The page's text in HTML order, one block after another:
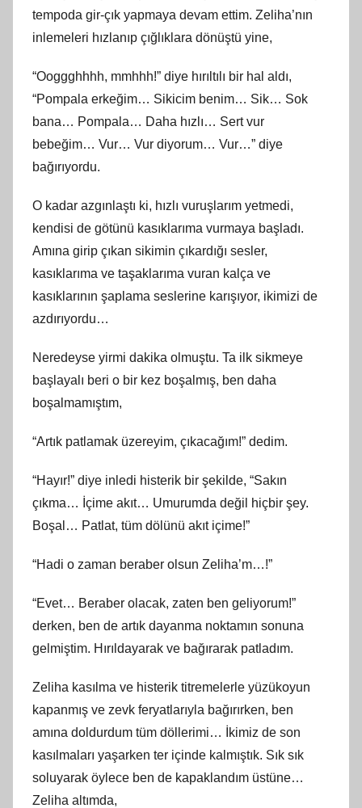
tempoda gir-çık yapmaya devam ettim. Zeliha’nın
inlemeleri hızlanıp çığlıklara dönüştü yine,
“Ooggghhhh, mmhhh!” diye hırıltılı bir hal aldı,
“Pompala erkeğim… Sikicim benim… Sik… Sok
bana… Pompala… Daha hızlı… Sert vur
bebeğim… Vur… Vur diyorum… Vur…” diye
bağırıyordu.
O kadar azgınlaştı ki, hızlı vuruşlarım yetmedi,
kendisi de götünü kasıklarıma vurmaya başladı.
Amına girip çıkan sikimin çıkardığı sesler,
kasıklarıma ve taşaklarıma vuran kalça ve
kasıklarının şaplama seslerine karışıyor, ikimizi de
azdırıyordu…
Neredeyse yirmi dakika olmuştu. Ta ilk sikmeye
başlayalı beri o bir kez boşalmış, ben daha
boşalmamıştım,
“Artık patlamak üzereyim, çıkacağım!” dedim.
“Hayır!” diye inledi histerik bir şekilde, “Sakın
çıkma… İçime akıt… Umurumda değil hiçbir şey.
Boşal… Patlat, tüm dölünü akıt içime!”
“Hadi o zaman beraber olsun Zeliha’m…!”
“Evet… Beraber olacak, zaten ben geliyorum!”
derken, ben de artık dayanma noktamın sonuna
gelmiştim. Hırıldayarak ve bağırarak patladım.
Zeliha kasılma ve histerik titremelerle yüzükoyun
kapanmış ve zevk feryatlarıyla bağırırken, ben
amına doldurdum tüm döllerimi… İkimiz de son
kasılmaları yaşarken ter içinde kalmıştık. Sık sık
soluyarak öylece ben de kapaklandım üstüne…
Zeliha altımda,